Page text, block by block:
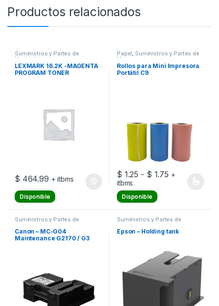
Productos relacionados
Suministros y Partes de
Mantenimiento
LEXMARK 16.2K -MAGENTA
PROGRAM TONER
$ 464.99 + itbms
Disponible
Papel, Suministros y Partes de
Mantenimiento
Rollos para Mini Impresora
Portátil C9
$ 1.25 - $ 1.75Rango de
+
itbms
Este producto tiene múltiples
Disponible
Suministros y Partes de
Canon – MC-G04
Maintenance G2170 / G3
Suministros y Partes de
Epson – Holding tank